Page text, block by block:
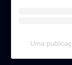
Uma